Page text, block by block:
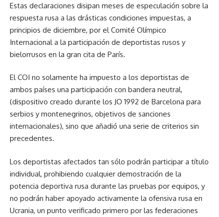
Estas declaraciones disipan meses de especulación sobre la
respuesta rusa a las drásticas condiciones impuestas, a
principios de diciembre, por el Comité Olímpico
Internacional a la participación de deportistas rusos y
bielorrusos en la gran cita de París.
El COI no solamente ha impuesto a los deportistas de
ambos países una participación con bandera neutral,
(dispositivo creado durante los JO 1992 de Barcelona para
serbios y montenegrinos, objetivos de sanciones
internacionales), sino que añadió una serie de criterios sin
precedentes.
Los deportistas afectados tan sólo podrán participar a título
individual, prohibiendo cualquier demostración de la
potencia deportiva rusa durante las pruebas por equipos, y
no podrán haber apoyado activamente la ofensiva rusa en
Ucrania, un punto verificado primero por las federaciones